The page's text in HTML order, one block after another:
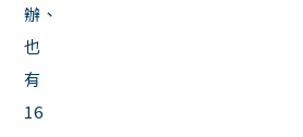
辦、
也
有
16